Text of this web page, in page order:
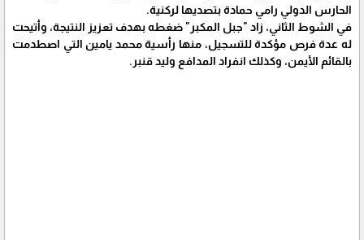
الحارس الدولي رامي حمادة بتصديها لركنية.
في الشوط الثاني، زاد "جبل المكبر" ضغطه بهدف تعزيز النتيجة، وأتيحت
له عدة فرص مؤكدة للتسجيل، منها رأسية محمد يامين التي اصطدمت
بالقائم الأيمن، وكذلك انفراد المدافع وليد قنبر.